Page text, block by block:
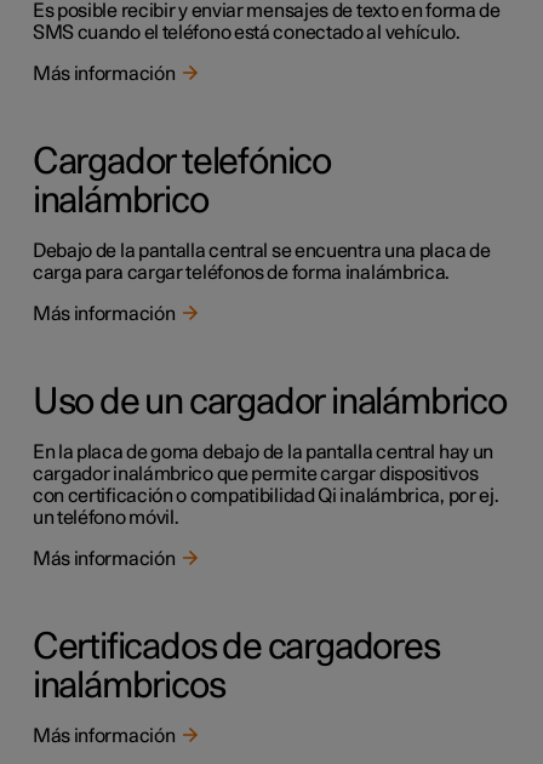
Es posible recibir y enviar mensajes de texto en forma de
SMS cuando el teléfono está conectado al vehículo.
Más información
Cargador telefónico
inalámbrico
Debajo de la pantalla central se encuentra una placa de
carga para cargar teléfonos de forma inalámbrica.
Más información
Uso de un cargador inalámbrico
En la placa de goma debajo de la pantalla central hay un
cargador inalámbrico que permite cargar dispositivos
con certificación o compatibilidad Qi inalámbrica, por ej.
un teléfono móvil.
Más información
Certificados de cargadores
inalámbricos
Más información